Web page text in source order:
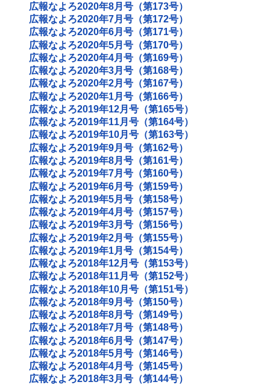
広報なよろ2020年8月号（第173号）
広報なよろ2020年7月号（第172号）
広報なよろ2020年6月号（第171号）
広報なよろ2020年5月号（第170号）
広報なよろ2020年4月号（第169号）
広報なよろ2020年3月号（第168号）
広報なよろ2020年2月号（第167号）
広報なよろ2020年1月号（第166号）
広報なよろ2019年12月号（第165号）
広報なよろ2019年11月号（第164号）
広報なよろ2019年10月号（第163号）
広報なよろ2019年9月号（第162号）
広報なよろ2019年8月号（第161号）
広報なよろ2019年7月号（第160号）
広報なよろ2019年6月号（第159号）
広報なよろ2019年5月号（第158号）
広報なよろ2019年4月号（第157号）
広報なよろ2019年3月号（第156号）
広報なよろ2019年2月号（第155号）
広報なよろ2019年1月号（第154号）
広報なよろ2018年12月号（第153号）
広報なよろ2018年11月号（第152号）
広報なよろ2018年10月号（第151号）
広報なよろ2018年9月号（第150号）
広報なよろ2018年8月号（第149号）
広報なよろ2018年7月号（第148号）
広報なよろ2018年6月号（第147号）
広報なよろ2018年5月号（第146号）
広報なよろ2018年4月号（第145号）
広報なよろ2018年3月号（第144号）